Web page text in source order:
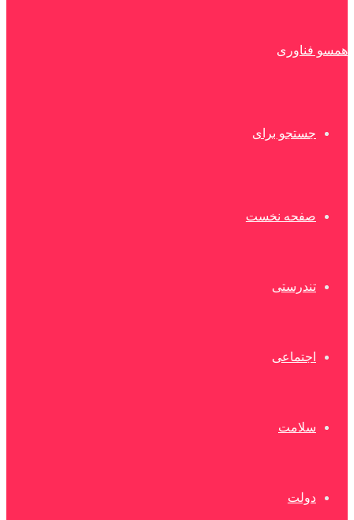
همسو فناوری
جستجو برای
صفحه نخست
تندرستی
اجتماعی
سلامت
دولت